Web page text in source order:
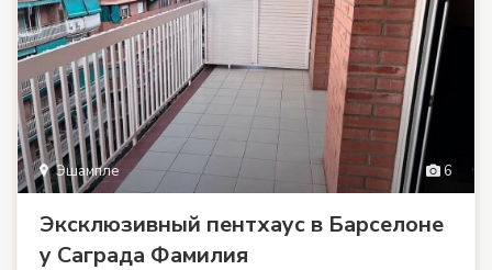
6
Эшампле
Эксклюзивный пентхаус в Барселоне
у Саграда Фамилия